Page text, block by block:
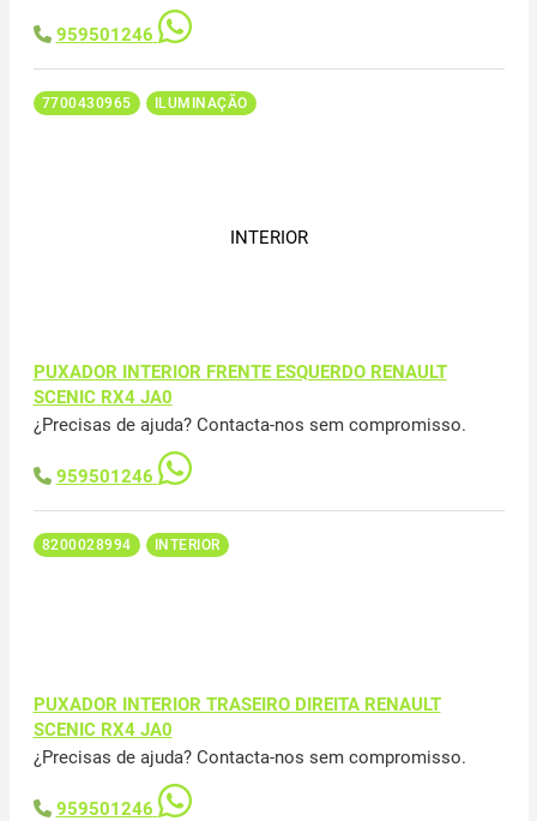
959501246
7700430965 ILUMINAÇÃO
INTERIOR
PUXADOR INTERIOR FRENTE ESQUERDO RENAULT
SCENIC RX4 JA0
¿Precisas de ajuda? Contacta-nos sem compromisso.
959501246
8200028994 INTERIOR
PUXADOR INTERIOR TRASEIRO DIREITA RENAULT
SCENIC RX4 JA0
¿Precisas de ajuda? Contacta-nos sem compromisso.
959501246